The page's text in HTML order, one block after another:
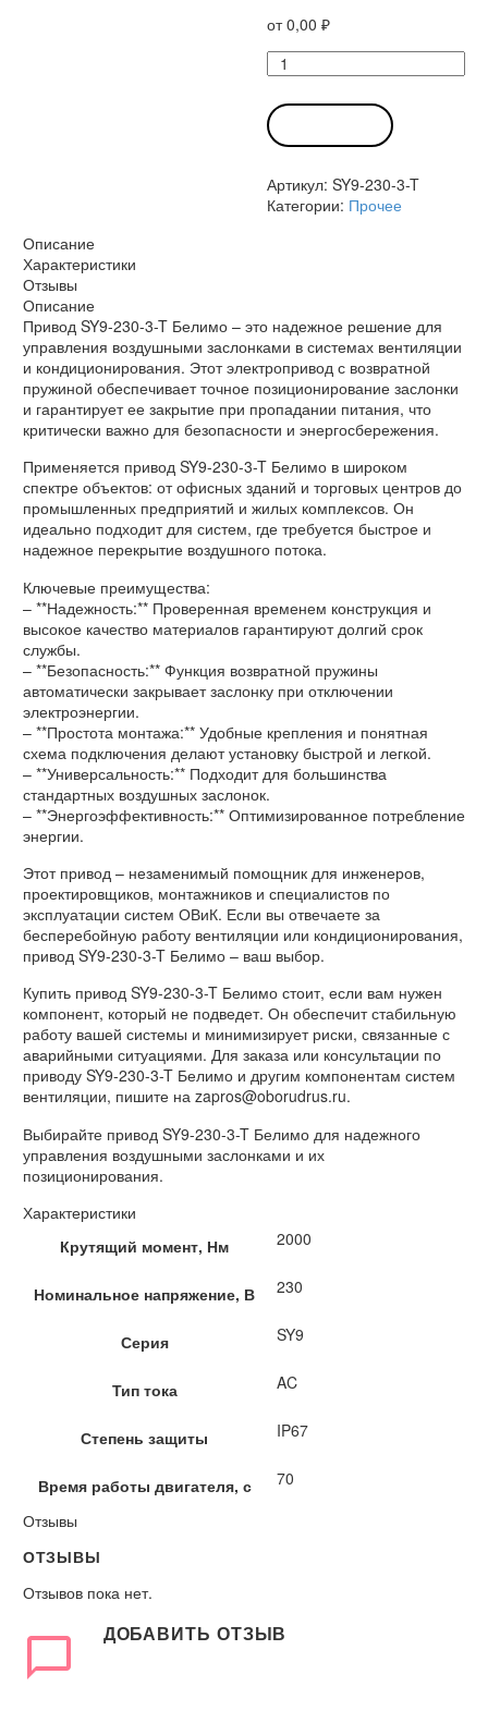
от0,00 ₽
Количество
товара
Привод
SY9-
230-
T
Белимо
Артикул: SY9-230-3-T
Категории: Прочее
Описание
Характеристики
Отзывы
Описание
Привод SY9-230-3-T Белимо – это надежное решение для
управления воздушными заслонками в системах вентиляции
и кондиционирования. Этот электропривод с возвратной
пружиной обеспечивает точное позиционирование заслонки
и гарантирует ее закрытие при пропадании питания, что
критически важно для безопасности и энергосбережения.
Применяется привод SY9-230-3-T Белимо в широком
спектре объектов: от офисных зданий и торговых центров до
промышленных предприятий и жилых комплексов. Он
идеально подходит для систем, где требуется быстрое и
надежное перекрытие воздушного потока.
Ключевые преимущества:
– **Надежность:** Проверенная временем конструкция и
высокое качество материалов гарантируют долгий срок
службы.
– **Безопасность:** Функция возвратной пружины
автоматически закрывает заслонку при отключении
электроэнергии.
– **Простота монтажа:** Удобные крепления и понятная
схема подключения делают установку быстрой и легкой.
– **Универсальность:** Подходит для большинства
стандартных воздушных заслонок.
– **Энергоэффективность:** Оптимизированное потребление
энергии.
Этот привод – незаменимый помощник для инженеров,
проектировщиков, монтажников и специалистов по
эксплуатации систем ОВиК. Если вы отвечаете за
бесперебойную работу вентиляции или кондиционирования,
привод SY9-230-3-T Белимо – ваш выбор.
Купить привод SY9-230-3-T Белимо стоит, если вам нужен
компонент, который не подведет. Он обеспечит стабильную
работу вашей системы и минимизирует риски, связанные с
аварийными ситуациями. Для заказа или консультации по
приводу SY9-230-3-T Белимо и другим компонентам систем
вентиляции, пишите на zapros@oborudrus.ru.
Выбирайте привод SY9-230-3-T Белимо для надежного
управления воздушными заслонками и их
позиционирования.
Характеристики
Крутящий момент, Нм
2000
Номинальное напряжение, В 230
Серия SY9
Тип тока AC
Степень защиты IP67
Время работы двигателя, с
70
Отзывы
ОТЗЫВЫ
Отзывов пока нет.
ДОБАВИТЬ ОТЗЫВ